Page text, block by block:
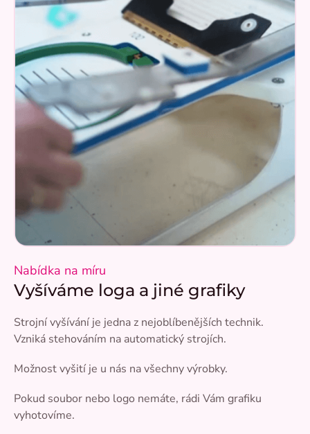
Nabídka na míru
Vyšíváme loga a jiné grafiky
Strojní vyšívání je jedna z nejoblíbenějších technik.
Vzniká stehováním na automatický strojích.
Možnost vyšití je u nás na všechny výrobky.
Pokud soubor nebo logo nemáte, rádi Vám grafiku
vyhotovíme.